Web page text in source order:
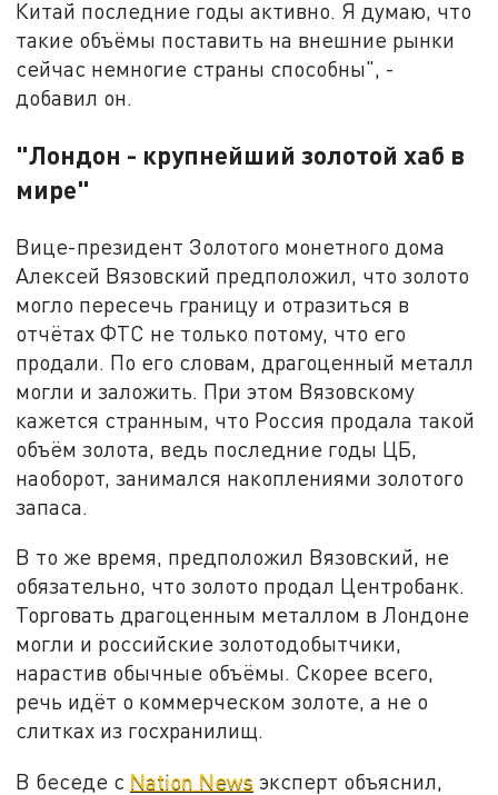
Китай последние годы активно. Я думаю, что
такие объёмы поставить на внешние рынки
сейчас немногие страны способны", -
добавил он.
"Лондон - крупнейший золотой хаб в
мире"
Вице-президент Золотого монетного дома
Алексей Вязовский предположил, что золото
могло пересечь границу и отразиться в
отчётах ФТС не только потому, что его
продали. По его словам, драгоценный металл
могли и заложить. При этом Вязовскому
кажется странным, что Россия продала такой
объём золота, ведь последние годы ЦБ,
наоборот, занимался накоплениями золотого
запаса.
В то же время, предположил Вязовский, не
обязательно, что золото продал Центробанк.
Торговать драгоценным металлом в Лондоне
могли и российские золотодобытчики,
нарастив обычные объёмы. Скорее всего,
речь идёт о коммерческом золоте, а не о
слитках из госхранилищ.
В беседе с Nation News эксперт объяснил,